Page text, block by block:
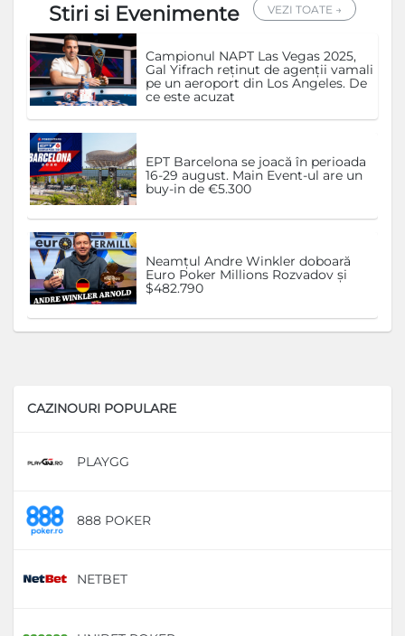
Stiri si Evenimente VEZI TOATE →
Campionul NAPT Las Vegas 2025,
Gal Yifrach reținut de agenții vamali
pe un aeroport din Los Angeles. De
ce este acuzat
EPT Barcelona se joacă în perioada
16-29 august. Main Event-ul are un
buy-in de €5.300
Neamțul Andre Winkler doboară
Euro Poker Millions Rozvadov și
$482.790
CAZINOURI POPULARE
PLAYGG
888 POKER
NETBET